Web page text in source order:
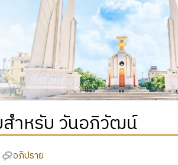
ำหรับ วันอภิวัฒน์
อภิปราย